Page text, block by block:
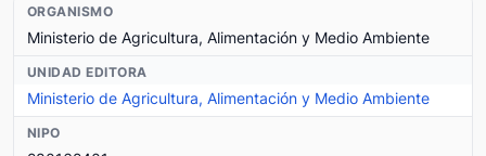
ORGANISMO
Ministerio de Agricultura, Alimentación y Medio Ambiente
UNIDAD EDITORA
Ministerio de Agricultura, Alimentación y Medio Ambiente
NIPO